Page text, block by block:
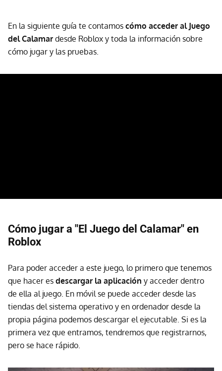
En la siguiente guía te contamos cómo acceder al Juego
del Calamar desde Roblox y toda la información sobre
cómo jugar y las pruebas.
Cómo jugar a "El Juego del Calamar" en
Roblox
Para poder acceder a este juego, lo primero que tenemos
que hacer es descargar la aplicación y acceder dentro
de ella al juego. En móvil se puede acceder desde las
tiendas del sistema operativo y en ordenador desde la
propia página podemos descargar el ejecutable. Si es la
primera vez que entramos, tendremos que registrarnos,
pero se hace rápido.